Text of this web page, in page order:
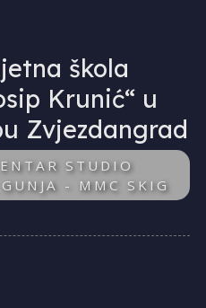
škola
Krunić“ u
Zvjezdangrad
STUDIO
- MMC SKIG